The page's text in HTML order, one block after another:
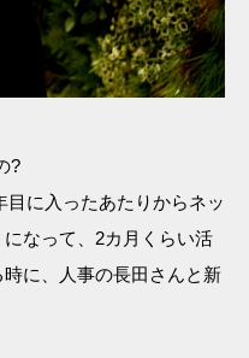
?
目に入ったあたりからネッ
なって、2カ月くらい活
に、人事の長田さんと新